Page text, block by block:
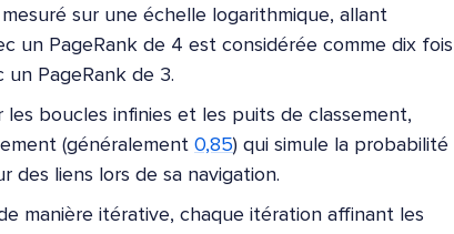
sur une échelle logarithmique, allant
un PageRank de 4 est considérée comme dix fois
PageRank de 3.
les boucles infinies et les puits de classement,
(généralement 0,85) qui simule la probabilité
des liens lors de sa navigation.
manière itérative, chaque itération affinant les